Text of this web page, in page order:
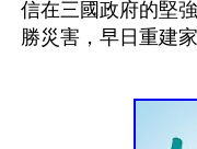
信在三國政府的堅